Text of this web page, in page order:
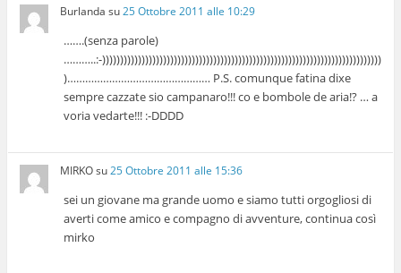
Burlanda su25 Ottobre 2011 alle 10:29
…….(senza parole)
………..:-))))))))))))))))))))))))))))))))))))))))))))))))))))))))))))))))))))))))))))))
)………………………………………… P.S. comunque fatina dixe
sempre cazzate sio campanaro!!! co e bombole de aria!? … a
voria vedarte!!! :-DDDD
MIRKOsu25 Ottobre 2011 alle 15:36
sei un giovane ma grande uomo e siamo tutti orgogliosi di
averti come amico e compagno di avventure, continua così
mirko